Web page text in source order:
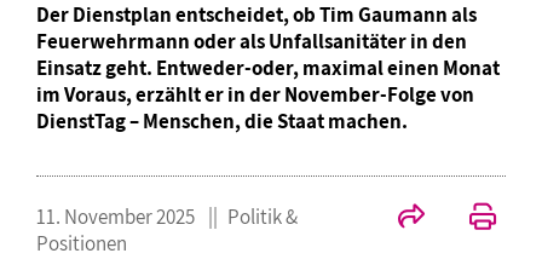
Der Dienstplan entscheidet, ob Tim Gaumann als
Feuerwehrmann oder als Unfallsanitäter in den
Einsatz geht. Entweder-oder, maximal einen Monat
im Voraus, erzählt er in der November-Folge von
DienstTag – Menschen, die Staat machen.
11. November 2025
Politik &
Positionen